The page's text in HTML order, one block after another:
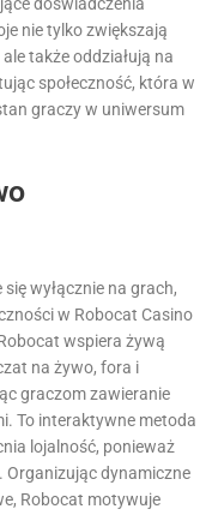
nie tylko zwiększają
także oddziałują na
społeczność, która w
graczy w uniwersum
wyłącznie na grach,
w Robocat Casino
wspiera żywą
na żywo, fora i
graczom zawieranie
To interaktywne metoda
lojalność, ponieważ
Organizując dynamiczne
Robocat motywuje